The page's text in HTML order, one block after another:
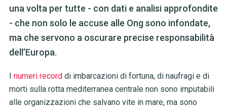
una volta per tutte - con dati e analisi approfondite
- che non solo le accuse alle Ong sono infondate,
ma che servono a oscurare precise responsabilità
dell’Europa.
I numeri recorddi imbarcazioni di fortuna, di naufragi e di
morti sulla rotta mediterranea centrale non sono imputabili
alle organizzazioni che salvano vite in mare, ma sono